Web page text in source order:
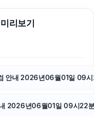
리보기
안내 2026년06월01일 09
2026년06월01일 09시22